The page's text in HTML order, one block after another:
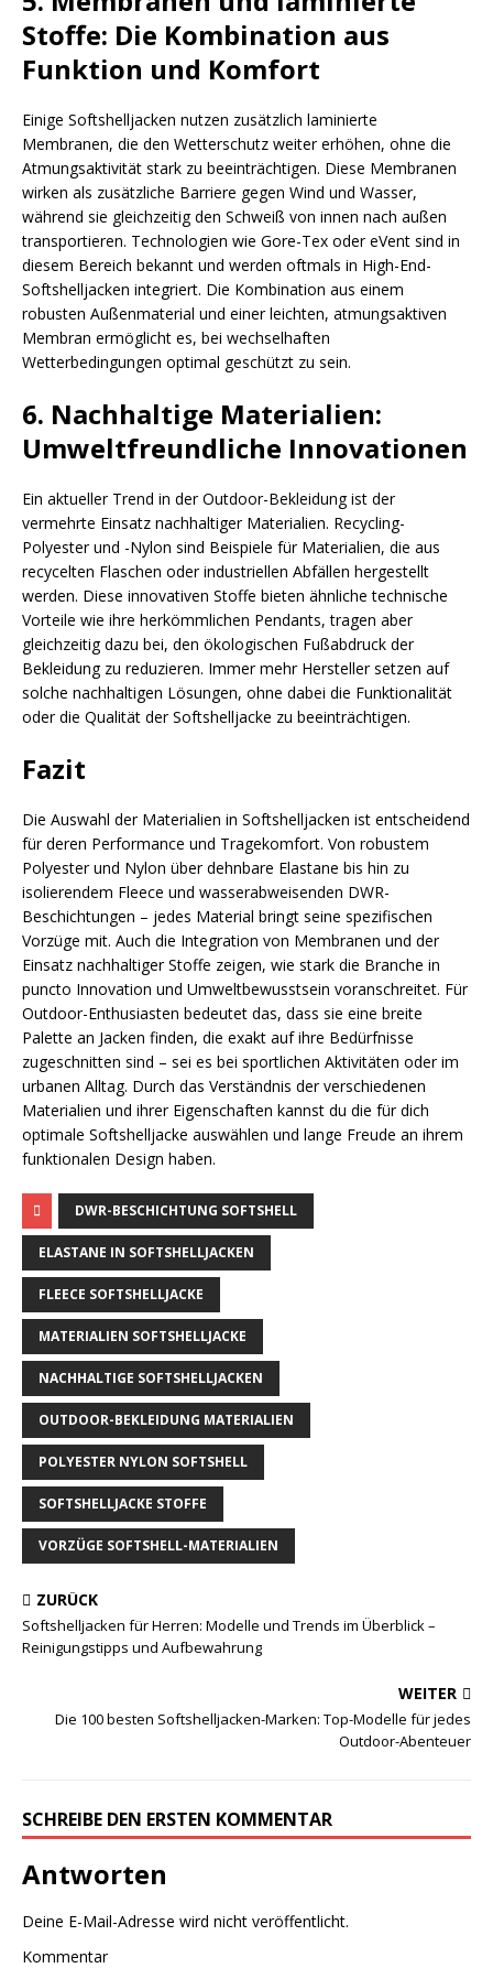
Stoffe: Die Kombination aus
Funktion und Komfort
Einige Softshelljacken nutzen zusätzlich laminierte
Membranen, die den Wetterschutz weiter erhöhen, ohne die
Atmungsaktivität stark zu beeinträchtigen. Diese Membranen
wirken als zusätzliche Barriere gegen Wind und Wasser,
während sie gleichzeitig den Schweiß von innen nach außen
transportieren. Technologien wie Gore-Tex oder eVent sind in
diesem Bereich bekannt und werden oftmals in High-End-
Softshelljacken integriert. Die Kombination aus einem
robusten Außenmaterial und einer leichten, atmungsaktiven
Membran ermöglicht es, bei wechselhaften
Wetterbedingungen optimal geschützt zu sein.
6. Nachhaltige Materialien:
Umweltfreundliche Innovationen
Ein aktueller Trend in der Outdoor-Bekleidung ist der
vermehrte Einsatz nachhaltiger Materialien. Recycling-
Polyester und -Nylon sind Beispiele für Materialien, die aus
recycelten Flaschen oder industriellen Abfällen hergestellt
werden. Diese innovativen Stoffe bieten ähnliche technische
Vorteile wie ihre herkömmlichen Pendants, tragen aber
gleichzeitig dazu bei, den ökologischen Fußabdruck der
Bekleidung zu reduzieren. Immer mehr Hersteller setzen auf
solche nachhaltigen Lösungen, ohne dabei die Funktionalität
oder die Qualität der Softshelljacke zu beeinträchtigen.
Fazit
Die Auswahl der Materialien in Softshelljacken ist entscheidend
für deren Performance und Tragekomfort. Von robustem
Polyester und Nylon über dehnbare Elastane bis hin zu
isolierendem Fleece und wasserabweisenden DWR-
Beschichtungen – jedes Material bringt seine spezifischen
Vorzüge mit. Auch die Integration von Membranen und der
Einsatz nachhaltiger Stoffe zeigen, wie stark die Branche in
puncto Innovation und Umweltbewusstsein voranschreitet. Für
Outdoor-Enthusiasten bedeutet das, dass sie eine breite
Palette an Jacken finden, die exakt auf ihre Bedürfnisse
zugeschnitten sind – sei es bei sportlichen Aktivitäten oder im
urbanen Alltag. Durch das Verständnis der verschiedenen
Materialien und ihrer Eigenschaften kannst du die für dich
optimale Softshelljacke auswählen und lange Freude an ihrem
funktionalen Design haben.
DWR-BESCHICHTUNG SOFTSHELL
ELASTANE IN SOFTSHELLJACKEN
FLEECE SOFTSHELLJACKE
MATERIALIEN SOFTSHELLJACKE
NACHHALTIGE SOFTSHELLJACKEN
OUTDOOR-BEKLEIDUNG MATERIALIEN
POLYESTER NYLON SOFTSHELL
SOFTSHELLJACKE STOFFE
VORZÜGE SOFTSHELL-MATERIALIEN
ZURÜCK
Softshelljacken für Herren: Modelle und Trends im Überblick –
Reinigungstipps und Aufbewahrung
WEITER
Die 100 besten Softshelljacken-Marken: Top-Modelle für jedes
Outdoor-Abenteuer
SCHREIBE DEN ERSTEN KOMMENTAR
Antworten
Deine E-Mail-Adresse wird nicht veröffentlicht.
Kommentar